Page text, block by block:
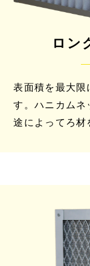
ロン
表面積を最大
す。ハニカムネ
途によってろ材